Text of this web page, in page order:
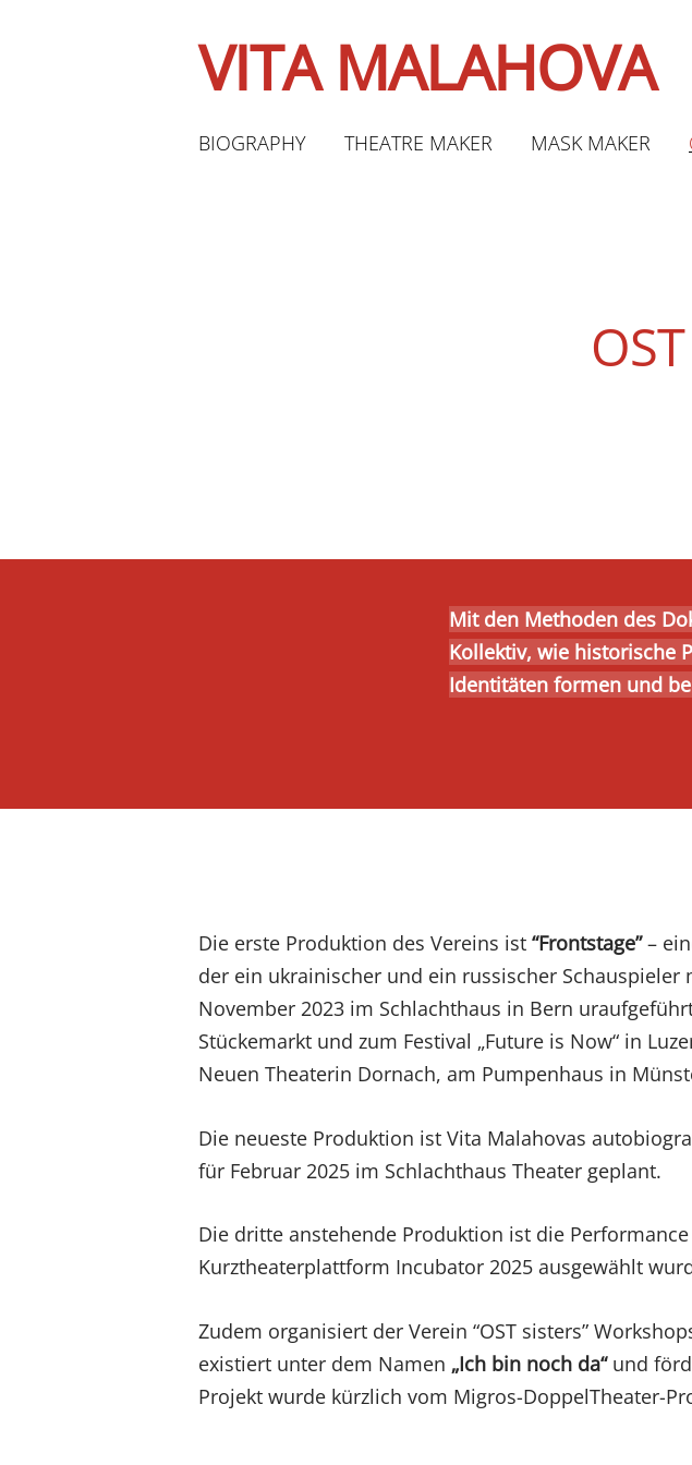
VITA MALAHOVA
BIOGRAPHY THEATRE MAKER MASK MAKER
Mit den Methoden des
Kollektiv, wie historische
Identitäten formen und
Die erste Produktion des Vereins ist “Frontstage”–
der ein ukrainischer und ein russischer
November 2023 im Schlachthaus in Bern
Stückemarkt und zum Festival „Future is Now“ in
Neuen Theaterin Dornach, am Pumpenhaus in
Die neueste Produktion ist Vita Malahovas
für Februar 2025 im Schlachthaus Theater geplant.
Die dritte anstehende Produktion ist die Performance
Kurztheaterplattform Incubator 2025 ausgewählt
Zudem organisiert der Verein “OST sisters”
existiert unter dem Namen „Ich bin noch da“und
Projekt wurde kürzlich vom Migros-DoppelTheater-